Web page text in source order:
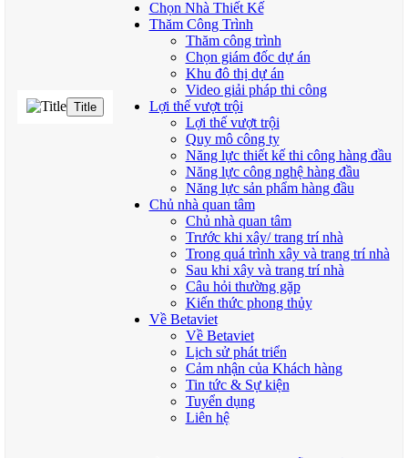
Title
Chọn Nhà Thiết Kế
Thăm Công Trình
Thăm công trình
Chọn giám đốc dự án
Khu đô thị dự án
Video giải pháp thi công
Lợi thế vượt trội
Lợi thế vượt trội
Quy mô công ty
Năng lực thiết kế thi công hàng đầu
Năng lực công nghệ hàng đầu
Năng lực sản phẩm hàng đầu
Chủ nhà quan tâm
Chủ nhà quan tâm
Trước khi xây/ trang trí nhà
Trong quá trình xây và trang trí nhà
Sau khi xây và trang trí nhà
Câu hỏi thường gặp
Kiến thức phong thủy
Về Betaviet
Về Betaviet
Lịch sử phát triển
Cảm nhận của Khách hàng
Tin tức & Sự kiện
Tuyển dụng
Liên hệ